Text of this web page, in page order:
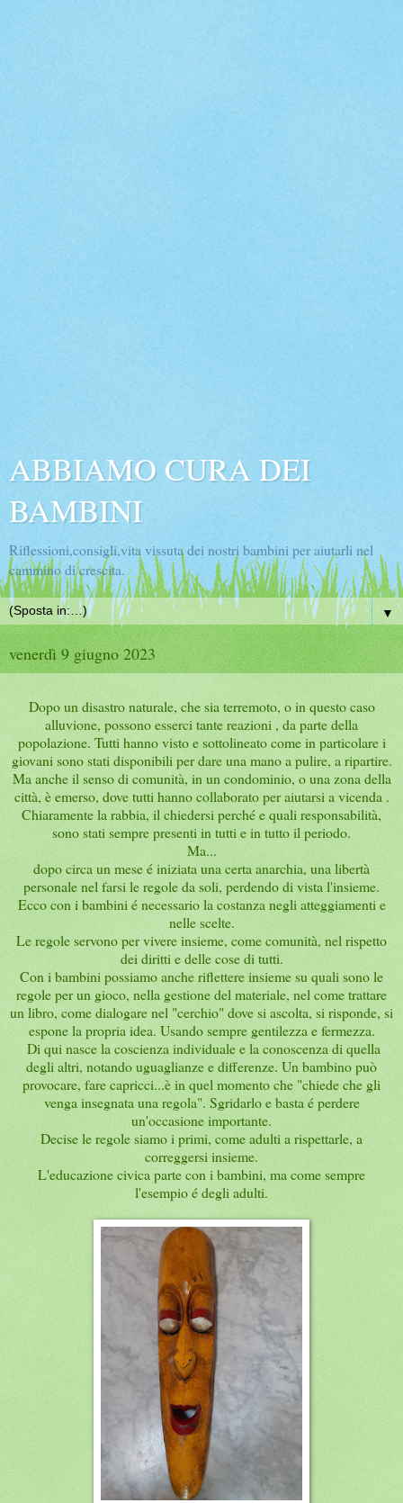
ABBIAMO CURA DEI
BAMBINI
Riflessioni,consigli,vita vissuta dei nostri bambini per aiutarli nel
cammino di crescita.
▼
venerdì 9 giugno 2023
Dopo un disastro naturale, che sia terremoto, o in questo caso
alluvione, possono esserci tante reazioni , da parte della
popolazione. Tutti hanno visto e sottolineato come in particolare i
giovani sono stati disponibili per dare una mano a pulire, a ripartire.
Ma anche il senso di comunità, in un condominio, o una zona della
città, è emerso, dove tutti hanno collaborato per aiutarsi a vicenda .
Chiaramente la rabbia, il chiedersi perché e quali responsabilità,
sono stati sempre presenti in tutti e in tutto il periodo.
Ma...
dopo circa un mese é iniziata una certa anarchia, una libertà
personale nel farsi le regole da soli, perdendo di vista l'insieme.
Ecco con i bambini é necessario la costanza negli atteggiamenti e
nelle scelte.
Le regole servono per vivere insieme, come comunità, nel rispetto
dei diritti e delle cose di tutti.
Con i bambini possiamo anche riflettere insieme su quali sono le
regole per un gioco, nella gestione del materiale, nel come trattare
un libro, come dialogare nel "cerchio" dove si ascolta, si risponde, si
espone la propria idea. Usando sempre gentilezza e fermezza.
Di qui nasce la coscienza individuale e la conoscenza di quella
degli altri, notando uguaglianze e differenze. Un bambino può
provocare, fare capricci...è in quel momento che "chiede che gli
venga insegnata una regola". Sgridarlo e basta é perdere
un'occasione importante.
Decise le regole siamo i primi, come adulti a rispettarle, a
correggersi insieme.
L'educazione civica parte con i bambini, ma come sempre
l'esempio é degli adulti.